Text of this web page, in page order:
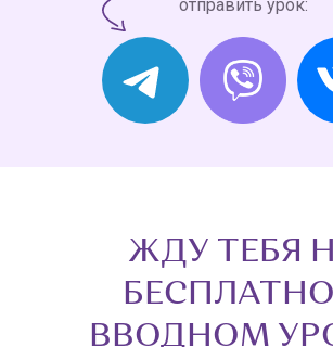
отправить урок:
ЖДУ ТЕБЯ
ВВОДНОМ